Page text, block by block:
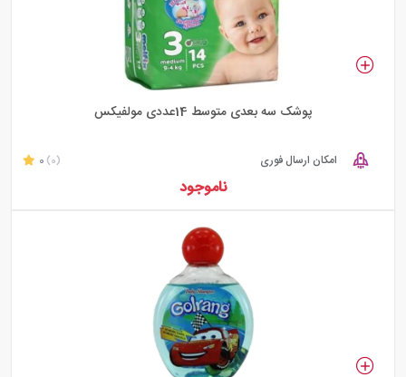
پوشک سه بعدی متوسط 14عددی مولفیکس
امکان ارسال فوری 0 (0)
ناموجود